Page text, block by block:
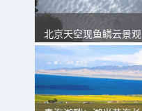
北京天空现鱼鳞云景观